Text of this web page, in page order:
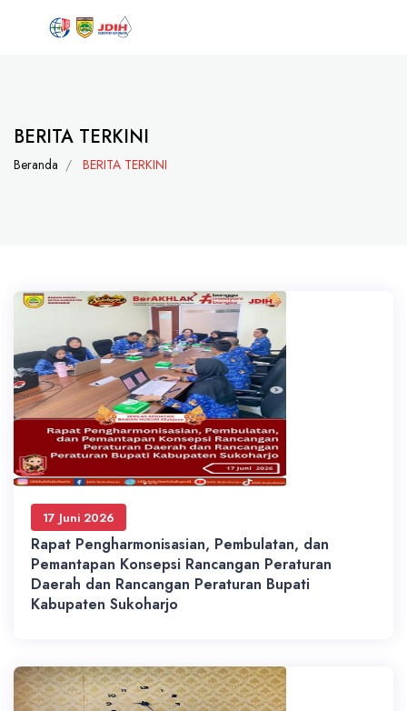
BERITA TERKINI
Beranda BERITA TERKINI
17 Juni 2026
Rapat Pengharmonisasian, Pembulatan, dan
Pemantapan Konsepsi Rancangan Peraturan
Daerah dan Rancangan Peraturan Bupati
Kabupaten Sukoharjo